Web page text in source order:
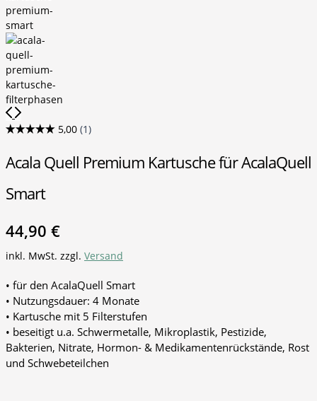
Acala Quell Premium Kartusche für AcalaQuell
Smart
44,90 €
inkl. MwSt. zzgl. Versand
• für den AcalaQuell Smart
• Nutzungsdauer: 4 Monate
• Kartusche mit 5 Filterstufen
• beseitigt u.a. Schwermetalle, Mikroplastik, Pestizide,
Bakterien, Nitrate, Hormon- & Medikamentenrückstände, Rost
und Schwebeteilchen